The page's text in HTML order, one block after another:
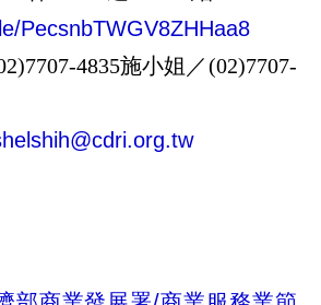
PecsnbTWGV8ZHHaa8
4835施小姐／(02)7707-